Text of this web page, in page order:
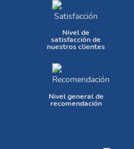
Nivel de
satisfacción de
nuestros clientes
Nivel general de
recomendación